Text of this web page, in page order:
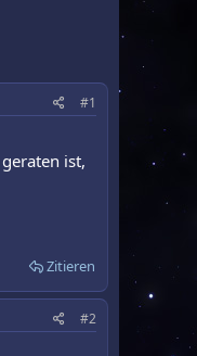
#1
ist,
Zitieren
#2